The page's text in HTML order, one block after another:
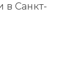
в Санкт-